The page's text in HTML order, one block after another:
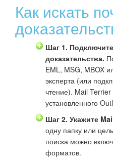
Как искать
Шаг 1.
доказательства.
EML, MSG, MBOX
эксперта (или
чтение). Mail Terrier
установленного
Шаг 2. Укажите
одну папку или
поиска можно
форматов.